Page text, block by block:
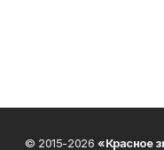
© 2015-2026 «Красное